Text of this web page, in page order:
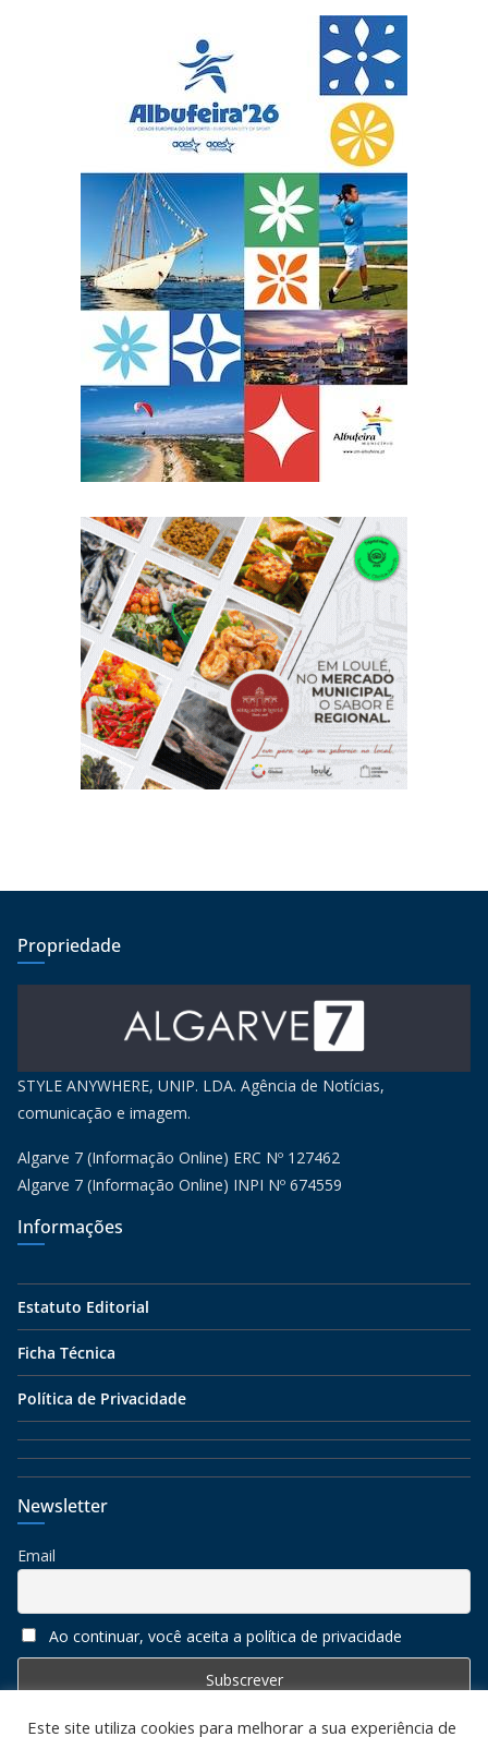
Propriedade
STYLE ANYWHERE, UNIP. LDA. Agência de Notícias,
comunicação e imagem.
Algarve 7 (Informação Online) ERC Nº 127462
Algarve 7 (Informação Online) INPI Nº 674559
Informações
Estatuto Editorial
Ficha Técnica
Política de Privacidade
Newsletter
Email
Ao continuar, você aceita a política de privacidade
Este site utiliza cookies para melhorar a sua experiência de